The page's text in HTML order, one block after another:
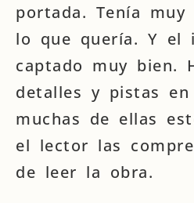
portada. Tenía
lo que quería. Y el
captado muy bien.
detalles y pistas
muchas de ellas
el lector las
de leer la obra.